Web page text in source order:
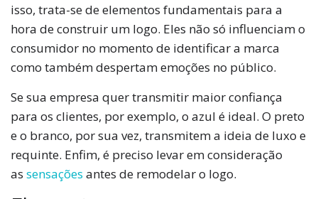
isso, trata-se de elementos fundamentais para a
hora de construir um logo. Eles não só influenciam o
consumidor no momento de identificar a marca
como também despertam emoções no público.
Se sua empresa quer transmitir maior confiança
para os clientes, por exemplo, o azul é ideal. O preto
e o branco, por sua vez, transmitem a ideia de luxo e
requinte. Enfim, é preciso levar em consideração
as sensações antes de remodelar o logo.